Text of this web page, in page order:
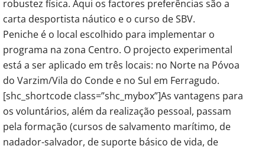
robustez física. Aqui os factores preferências são a
carta desportista náutico e o curso de SBV.
Peniche é o local escolhido para implementar o
programa na zona Centro. O projecto experimental
está a ser aplicado em três locais: no Norte na Póvoa
do Varzim/Vila do Conde e no Sul em Ferragudo.
[shc_shortcode class=”shc_mybox”]As vantagens para
os voluntários, além da realização pessoal, passam
pela formação (cursos de salvamento marítimo, de
nadador-salvador, de suporte básico de vida, de